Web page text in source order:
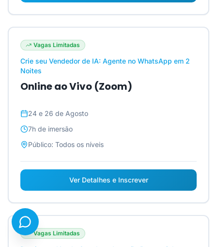
Vagas Limitadas
Crie seu Vendedor de IA: Agente no WhatsApp em 2
Noites
Online ao Vivo (Zoom)
24 e 26 de Agosto
7h de imersão
Público: Todos os níveis
Ver Detalhes e Inscrever
Vagas Limitadas